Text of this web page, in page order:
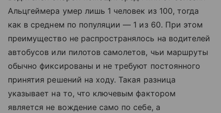
Альцгеймера умер лишь 1 человек из 100, тогда
как в среднем по популяции — 1 из 60. При этом
преимущество не распространялось на водителей
автобусов или пилотов самолетов, чьи маршруты
обычно фиксированы и не требуют постоянного
принятия решений на ходу. Такая разница
указывает на то, что ключевым фактором
является не вождение само по себе, а